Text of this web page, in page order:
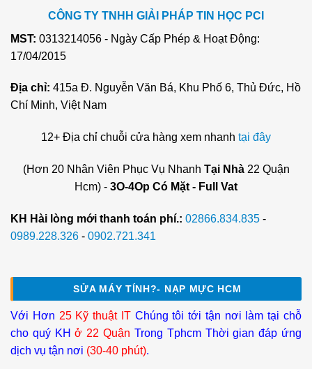
CÔNG TY TNHH GIẢI PHÁP TIN HỌC PCI
MST: 0313214056 - Ngày Cấp Phép & Hoạt Động:
17/04/2015
Địa chỉ: 415a Đ. Nguyễn Văn Bá, Khu Phố 6, Thủ Đức, Hồ
Chí Minh, Việt Nam
12+ Địa chỉ chuỗi cửa hàng xem nhanh tại đây
(Hơn 20 Nhân Viên Phục Vụ Nhanh Tại Nhà22 Quận
Hcm) - 3O-4Op Có Mặt - Full Vat
KH Hài lòng mới thanh toán phí.: 02866.834.835 -
0989.228.326 - 0902.721.341
SỬA MÁY TÍNH?- NẠP MỰC HCM
Với Hơn 25 Kỹ thuật ITChúng tôi tới tận nơi làm tại chỗ
cho quý KHở 22 Quận Trong Tphcm Thời gian đáp ứng
dịch vụ tận nơi (30-40 phút).